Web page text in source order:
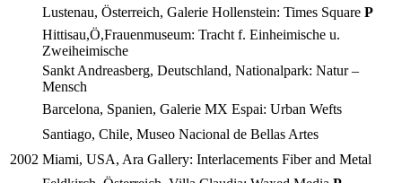
Lustenau, Österreich, Galerie Hollenstein: Times Square P
Hittisau,Ö,Frauenmuseum: Tracht f. Einheimische u.
Zweiheimische
Sankt Andreasberg, Deutschland, Nationalpark: Natur –
Mensch
Barcelona, Spanien, Galerie MX Espai: Urban Wefts
Santiago, Chile, Museo Nacional de Bellas Artes
2002 Miami, USA, Ara Gallery: Interlacements Fiber and Metal